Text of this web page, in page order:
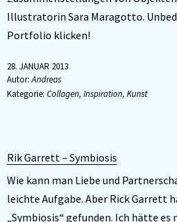
Illustratorin Sara Maragotto.
Portfolio klicken!
28. JANUAR 2013
Autor:Andreas
Kategorie: Collagen, Inspiration, Kunst
Rik Garrett – Symbiosis
Wie kann man Liebe und
leichte Aufgabe. Aber Rick Garrett
„Symbiosis“ gefunden. Ich hätte es